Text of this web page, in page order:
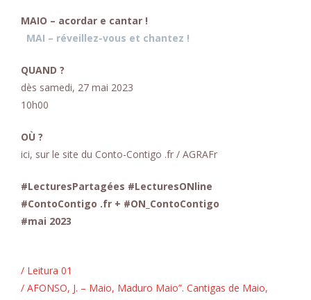
MAIO – acordar e cantar !
MAI – réveillez-vous et chantez !
QUAND ?
dès samedi, 27 mai 2023
10h00
OÙ ?
ici, sur le site du Conto-Contigo .fr / AGRAFr
#LecturesPartagées #LecturesONline
#ContoContigo .fr + #ON_ContoContigo
#mai 2023
/ Leitura 01
/ AFONSO, J. – Maio, Maduro Maio”. Cantigas de Maio,